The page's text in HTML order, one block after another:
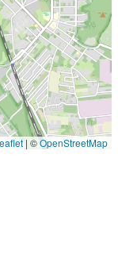
| ©OpenStreetMap